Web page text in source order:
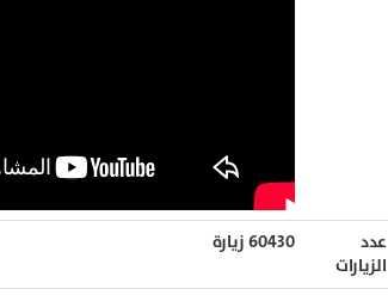
عدد
الزيارات
60430 زيارة